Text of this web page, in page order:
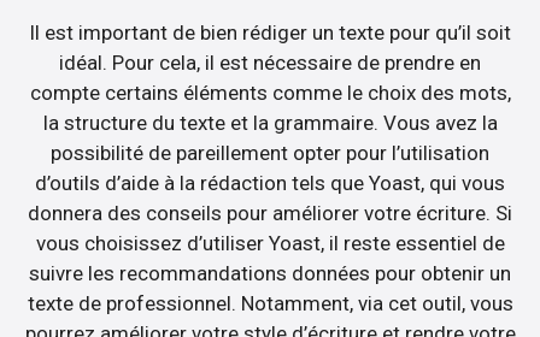
Il est important de bien rédiger un texte pour qu’il soit
idéal. Pour cela, il est nécessaire de prendre en
compte certains éléments comme le choix des mots,
la structure du texte et la grammaire. Vous avez la
possibilité de pareillement opter pour l’utilisation
d’outils d’aide à la rédaction tels que Yoast, qui vous
donnera des conseils pour améliorer votre écriture. Si
vous choisissez d’utiliser Yoast, il reste essentiel de
suivre les recommandations données pour obtenir un
texte de professionnel. Notamment, via cet outil, vous